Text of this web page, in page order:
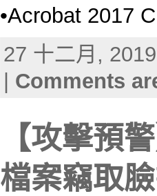
•Acrobat 2017
27 十二月,
Comments
【攻擊預
檔案竊取